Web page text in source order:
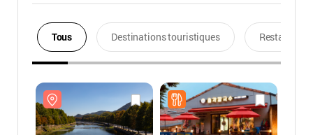
Tous Destinations touristiques Restaurants